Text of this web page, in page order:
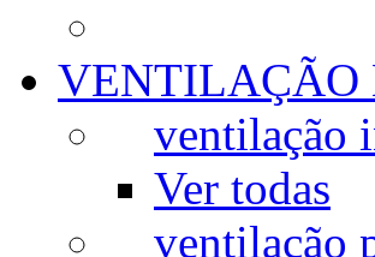
VENTILAÇÃO
ventilação
Ver todas
ventilação